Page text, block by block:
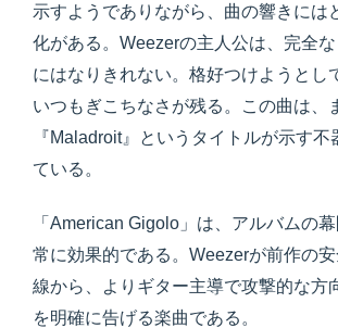
示すようでありながら、曲の響きには
化がある。Weezerの主人公は、完全
にはなりきれない。格好つけようとし
いつもぎこちなさが残る。この曲は、
『Maladroit』というタイトルが示す不
ている。
「American Gigolo」は、アルバムの
常に効果的である。Weezerが前作の
線から、よりギター主導で攻撃的な方
を明確に告げる楽曲である。